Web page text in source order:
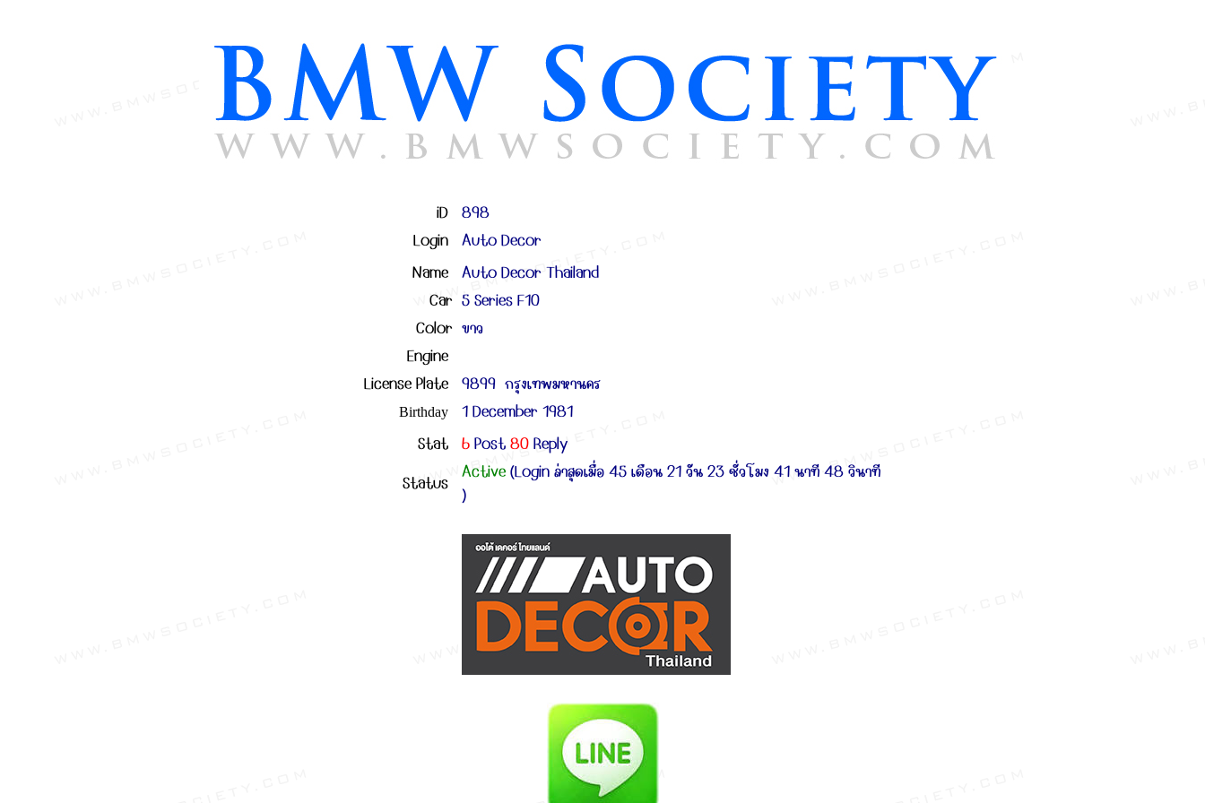
iD
898
Login
Auto Decor
Name
Auto Decor Thailand
Car 5 Series F10
Color ขาว
Engine
License Plate
9899 กรุงเทพมหานคร
Birthday
1 December 1981
Stat
6 Post 80 Reply
Status
Active (Login ล่าสุดเมื่อ 45 เดือน 21 วัน 23 ชั่วโมง 41 นาที 48 วินาที
)